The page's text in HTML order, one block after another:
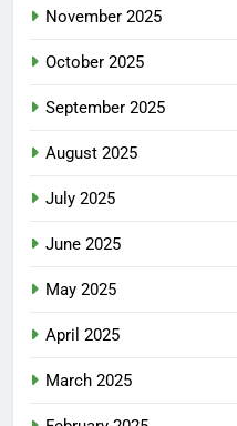
November 2025
October 2025
September 2025
August 2025
July 2025
June 2025
May 2025
April 2025
March 2025